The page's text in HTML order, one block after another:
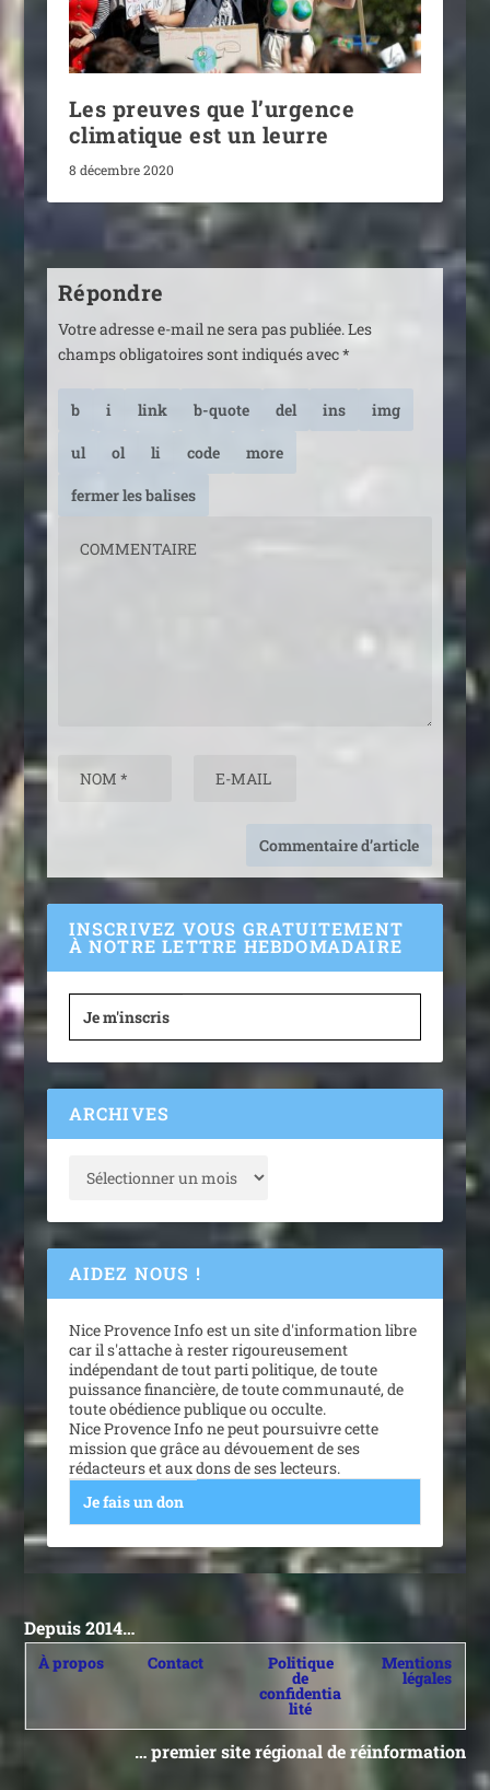
Les preuves que l’urgence
climatique est un leurre
8 décembre 2020
Répondre
Votre adresse e-mail ne sera pas publiée. Les
champs obligatoires sont indiqués avec*
INSCRIVEZ VOUS GRATUITEMENT
À NOTRE LETTRE HEBDOMADAIRE
Je m'inscris
ARCHIVES
AIDEZ NOUS !
Nice Provence Info est un site d'information libre
car il s'attache à rester rigoureusement
indépendant de tout parti politique, de toute
puissance financière, de toute communauté, de
toute obédience publique ou occulte.
Nice Provence Info ne peut poursuivre cette
mission que grâce au dévouement de ses
rédacteurs et aux dons de ses lecteurs.
Je fais un don
Depuis 2014…
À propos Contact Politique
de
confidentia
lité
Mentions
légales
… premier site régional de réinformation